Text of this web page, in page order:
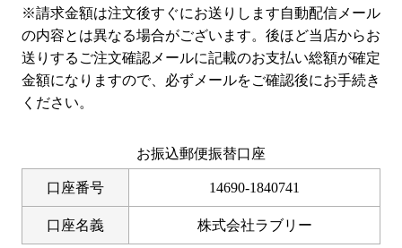
※請求金額は注文後すぐにお送りします自動配信メール
の内容とは異なる場合がございます。後ほど当店からお
送りするご注文確認メールに記載のお支払い総額が確定
金額になりますので、必ずメールをご確認後にお手続き
ください。
お振込郵便振替口座
口座番号 14690-1840741
口座名義 株式会社ラブリー